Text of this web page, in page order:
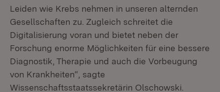
Leiden wie Krebs nehmen in unseren alternden
Gesellschaften zu. Zugleich schreitet die
Digitalisierung voran und bietet neben der
Forschung enorme Möglichkeiten für eine bessere
Diagnostik, Therapie und auch die Vorbeugung
von Krankheiten“, sagte
Wissenschaftsstaatssekretärin Olschowski.